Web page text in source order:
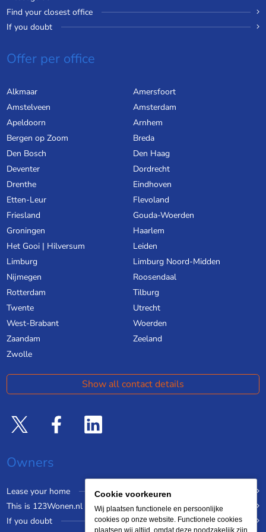
Find your closest office
If you doubt
Offer per office
Alkmaar
Amersfoort
Amstelveen
Amsterdam
Apeldoorn
Arnhem
Bergen op Zoom
Breda
Den Bosch
Den Haag
Deventer
Dordrecht
Drenthe
Eindhoven
Etten-Leur
Flevoland
Friesland
Gouda-Woerden
Groningen
Haarlem
Het Gooi | Hilversum
Leiden
Limburg
Limburg Noord-Midden
Nijmegen
Roosendaal
Rotterdam
Tilburg
Twente
Utrecht
West-Brabant
Woerden
Zaandam
Zeeland
Zwolle
Show all contact details
Owners
Lease your home
This is 123Wonen.nl
If you doubt
Cookie voorkeuren
Wij plaatsen functionele en persoonlijke
cookies op onze website. Functionele cookies
plaatsen wij altijd, omdat deze noodzakelijk zijn